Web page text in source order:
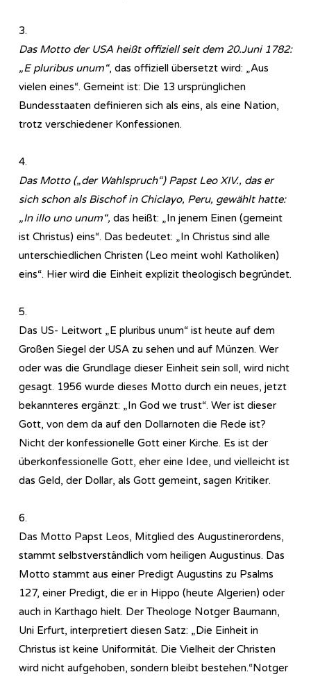
3.
Das Motto der USA heißt offiziell seit dem 20.Juni 1782:
„E pluribus unum“, das offiziell übersetzt wird: „Aus
vielen eines“. Gemeint ist: Die 13 ursprünglichen
Bundesstaaten definieren sich als eins, als eine Nation,
trotz verschiedener Konfessionen.
4.
Das Motto („der Wahlspruch“) Papst Leo XIV., das er
sich schon als Bischof in Chiclayo, Peru, gewählt hatte:
„In illo uno unum“, das heißt: „In jenem Einen (gemeint
ist Christus) eins“. Das bedeutet: „In Christus sind alle
unterschiedlichen Christen (Leo meint wohl Katholiken)
eins“. Hier wird die Einheit explizit theologisch begründet.
5.
Das US- Leitwort „E pluribus unum“ ist heute auf dem
Großen Siegel der USA zu sehen und auf Münzen. Wer
oder was die Grundlage dieser Einheit sein soll, wird nicht
gesagt. 1956 wurde dieses Motto durch ein neues, jetzt
bekannteres ergänzt: „In God we trust“. Wer ist dieser
Gott, von dem da auf den Dollarnoten die Rede ist?
Nicht der konfessionelle Gott einer Kirche. Es ist der
überkonfessionelle Gott, eher eine Idee, und vielleicht ist
das Geld, der Dollar, als Gott gemeint, sagen Kritiker.
6.
Das Motto Papst Leos, Mitglied des Augustinerordens,
stammt selbstverständlich vom heiligen Augustinus. Das
Motto stammt aus einer Predigt Augustins zu Psalms
127, einer Predigt, die er in Hippo (heute Algerien) oder
auch in Karthago hielt. Der Theologe Notger Baumann,
Uni Erfurt, interpretiert diesen Satz: „Die Einheit in
Christus ist keine Uniformität. Die Vielheit der Christen
wird nicht aufgehoben, sondern bleibt bestehen.“Notger